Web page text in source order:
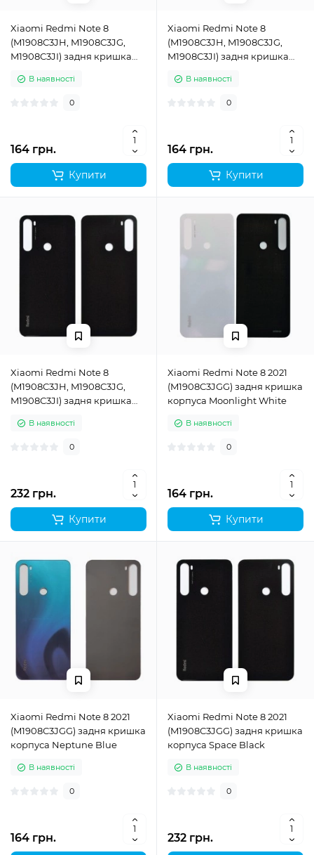
Xiaomi Redmi Note 8
(M1908C3JH, M1908C3JG,
M1908C3JI) задня кришка
В наявності
0
164 грн.
Купити
Xiaomi Redmi Note 8
(M1908C3JH, M1908C3JG,
M1908C3JI) задня кришка
В наявності
0
164 грн.
Купити
Xiaomi Redmi Note 8
(M1908C3JH, M1908C3JG,
M1908C3JI) задня кришка
В наявності
0
232 грн.
Купити
Xiaomi Redmi Note 8 2021
(M1908C3JGG) задня кришка
корпуса Moonlight White
В наявності
0
164 грн.
Купити
Xiaomi Redmi Note 8 2021
(M1908C3JGG) задня кришка
корпуса Neptune Blue
В наявності
0
164 грн.
Xiaomi Redmi Note 8 2021
(M1908C3JGG) задня кришка
корпуса Space Black
В наявності
0
232 грн.